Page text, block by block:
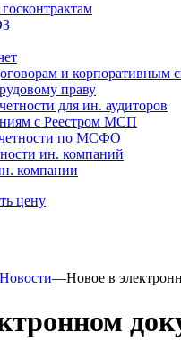
и корпоративным
праву
для ин. аудиторов
с Реестром МСП
по МСФО
ин. компаний
компании
цену
Новости—Новое в